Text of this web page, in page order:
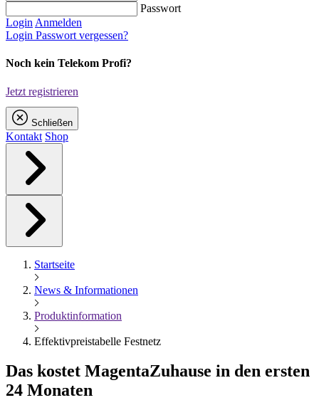
Passwort
Login Anmelden
Login Passwort vergessen?
Noch kein Telekom Profi?
Jetzt registrieren
Schließen
Kontakt Shop
Startseite
News & Informationen
Produktinformation
Effektivpreistabelle Festnetz
Das kostet MagentaZuhause in den ersten
24 Monaten